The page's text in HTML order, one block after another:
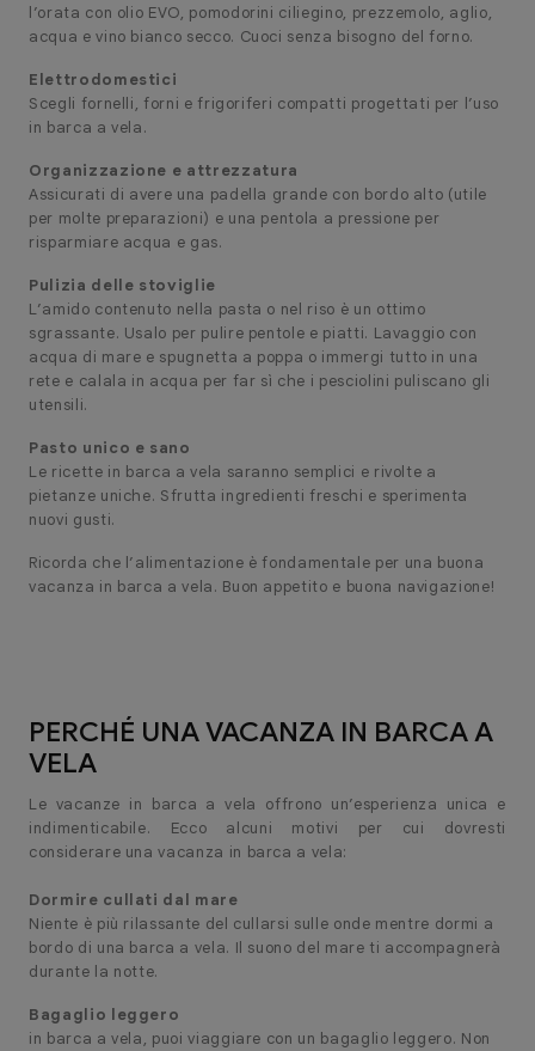
l’orata con olio EVO, pomodorini ciliegino, prezzemolo, aglio,
acqua e vino bianco secco. Cuoci senza bisogno del forno.
Elettrodomestici
Scegli fornelli, forni e frigoriferi compatti progettati per l’uso
in barca a vela.
Organizzazione e attrezzatura
Assicurati di avere una padella grande con bordo alto (utile
per molte preparazioni) e una pentola a pressione per
risparmiare acqua e gas.
Pulizia delle stoviglie
L’amido contenuto nella pasta o nel riso è un ottimo
sgrassante. Usalo per pulire pentole e piatti. Lavaggio con
acqua di mare e spugnetta a poppa o immergi tutto in una
rete e calala in acqua per far sì che i pesciolini puliscano gli
utensili.
Pasto unico e sano
Le ricette in barca a vela saranno semplici e rivolte a
pietanze uniche. Sfrutta ingredienti freschi e sperimenta
nuovi gusti.
Ricorda che l’alimentazione è fondamentale per una buona
vacanza in barca a vela. Buon appetito e buona navigazione!
PERCHÉ UNA VACANZA IN BARCA A
VELA
Le vacanze in barca a vela offrono un’esperienza unica e
indimenticabile. Ecco alcuni motivi per cui dovresti
considerare una vacanza in barca a vela:
Dormire cullati dal mare
Niente è più rilassante del cullarsi sulle onde mentre dormi a
bordo di una barca a vela. Il suono del mare ti accompagnerà
durante la notte.
Bagaglio leggero
in barca a vela, puoi viaggiare con un bagaglio leggero. Non